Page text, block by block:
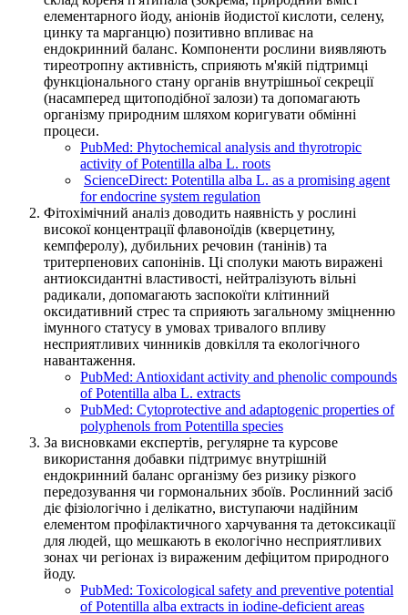
елементарного йоду, аніонів йодистої кислоти, селену,
цинку та марганцю) позитивно впливає на
ендокринний баланс. Компоненти рослини виявляють
тиреотропну активність, сприяють м'якій підтримці
функціонального стану органів внутрішньої секреції
(насамперед щитоподібної залози) та допомагають
організму природним шляхом коригувати обмінні
процеси.
PubMed: Phytochemical analysis and thyrotropic
activity of Potentilla alba L. roots
ScienceDirect: Potentilla alba L. as a promising agent
for endocrine system regulation
Фітохімічний аналіз доводить наявність у рослині
високої концентрації флавоноїдів (кверцетину,
кемпферолу), дубильних речовин (танінів) та
тритерпенових сапонінів. Ці сполуки мають виражені
антиоксидантні властивості, нейтралізують вільні
радикали, допомагають заспокоїти клітинний
оксидативний стрес та сприяють загальному зміцненню
імунного статусу в умовах тривалого впливу
несприятливих чинників довкілля та екологічного
навантаження.
PubMed: Antioxidant activity and phenolic compounds
of Potentilla alba L. extracts
PubMed: Cytoprotective and adaptogenic properties of
polyphenols from Potentilla species
За висновками експертів, регулярне та курсове
використання добавки підтримує внутрішній
ендокринний баланс організму без ризику різкого
передозування чи гормональних збоїв. Рослинний засіб
діє фізіологічно і делікатно, виступаючи надійним
елементом профілактичного харчування та детоксикації
для людей, що мешкають в екологічно несприятливих
зонах чи регіонах із вираженим дефіцитом природного
йоду.
PubMed: Toxicological safety and preventive potential
of Potentilla alba extracts in iodine-deficient areas